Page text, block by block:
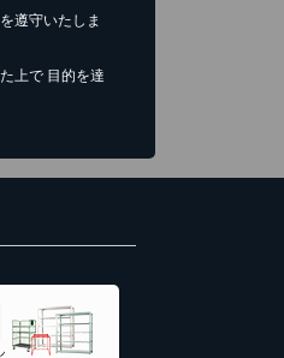
遵守いたしま
上で 目的を達